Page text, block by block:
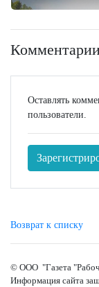
Оставлять
пользователи.
Возврат к списку
© ООО "Газета
Информация сайта